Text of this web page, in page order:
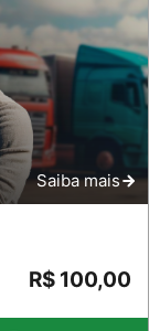
Saiba mais
R$ 100,00